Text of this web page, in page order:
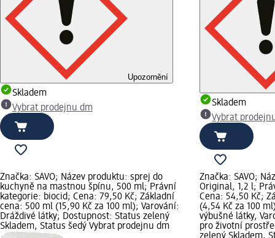
Upozornění
Skladem
Vybrat prodejnu dm
Skladem
Vybrat
Značka: SAVO; Název produktu: sprej do
kuchyně na mastnou špínu, 500 ml; Právní
kategorie: biocid; Cena: 79,50 Kč; Základní
cena: 500 ml (15,90 Kč za 100 ml); Varování:
Dráždivé látky; Dostupnost: Status zelený
Skladem, Status šedý Vybrat prodejnu dm
Značka: SAVO;
Original, 1,2 l;
Cena: 54,50 Kč;
(4,54 Kč za 100
výbušné látky,
pro životní